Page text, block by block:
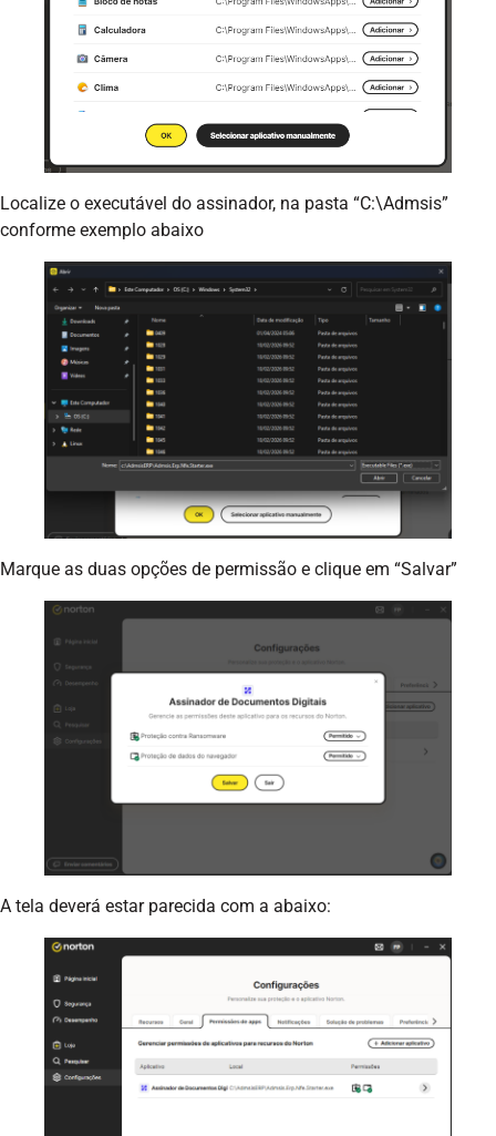
Localize o executável do assinador, na pasta “C:\Admsis”
conforme exemplo abaixo
Marque as duas opções de permissão e clique em “Salvar”
A tela deverá estar parecida com a abaixo: